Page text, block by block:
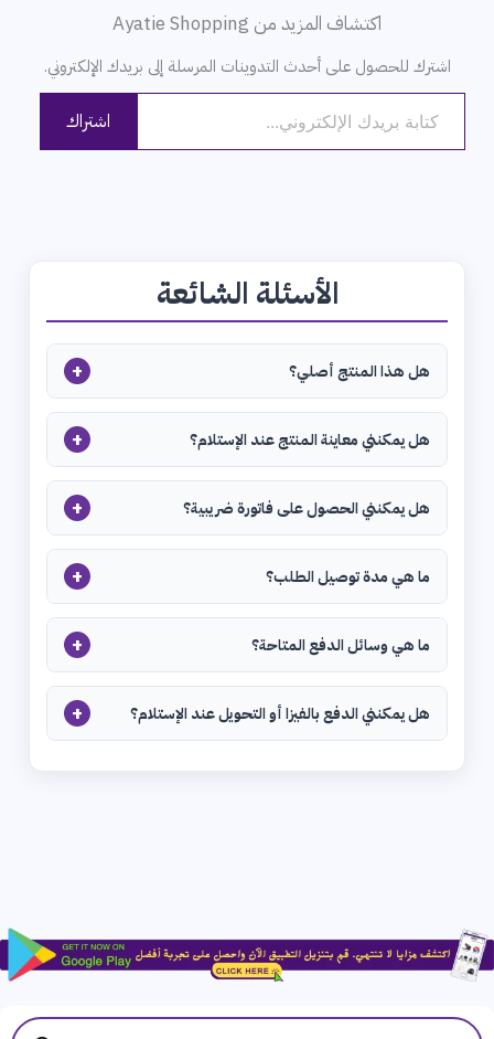
اكتشاف المزيد من Ayatie Shopping
اشترك للحصول على أحدث التدوينات المرسلة إلى بريدك الإلكتروني.
كتابة بريدك الإلكتروني...
اشتراك
الأسئلة الشائعة
هل هذا المنتج أصلي؟ +
هل يمكنني معاينة المنتج عند الإستلام؟ +
هل يمكنني الحصول على فاتورة ضريبية؟ +
ما هي مدة توصيل الطلب؟ +
ما هي وسائل الدفع المتاحة؟ +
هل يمكنني الدفع بالفيزا أو التحويل عند الإستلام؟ +
Products